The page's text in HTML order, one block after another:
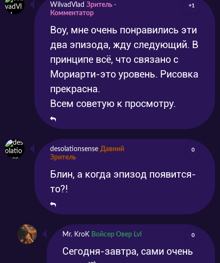
WilvadVlad Зритель -
Комментатор
+1
Воу, мне очень понравились эти
два эпизода, жду следующий. В
принципе всё, что связано с
Мориарти-это уровень. Рисовка
прекрасна.
Всем советую к просмотру.
desolationsense Давний
Зритель
0
Блин, а когда эпизод появится-
то?!
Mr. KroK Войсер Овер Lvl 0
Сегодня-завтра, сами очень